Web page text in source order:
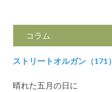
コラム
ストリートオルガン（171）
晴れた五月の日に